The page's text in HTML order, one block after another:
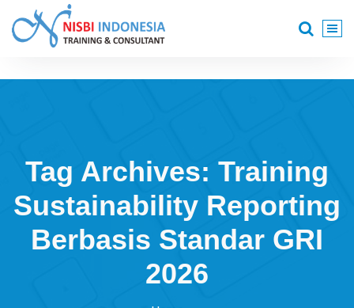
content
Tag Archives: Training
Sustainability Reporting
Berbasis Standar GRI
2026